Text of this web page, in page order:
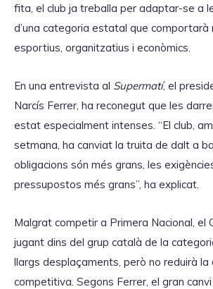
EMBED
fita, el club ja treballa per adaptar-se a
d’una categoria estatal que comportarà
esportius, organitzatius i econòmics.
En una entrevista al Supermatí, el
Narcís Ferrer, ha reconegut que les
estat especialment intenses. “El club,
setmana, ha canviat la truita de dalt a
obligacions són més grans, les
pressupostos més grans”, ha explicat.
Malgrat competir a Primera Nacional, el
jugant dins del grup català de la
llargs desplaçaments, però no reduirà
competitiva. Segons Ferrer, el gran